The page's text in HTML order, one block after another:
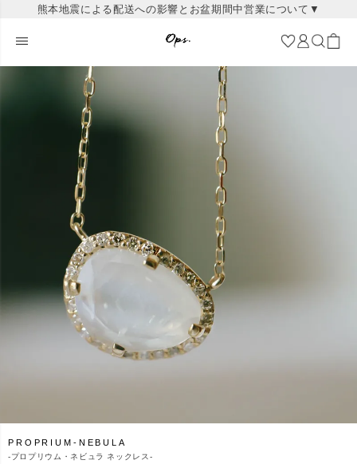
熊本地震による配送への影響とお盆期間中営業について▼
PROPRIUM-NEBULA
-プロプリウム・ネビュラ ネックレス-